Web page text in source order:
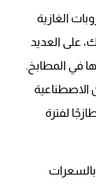
الغازية
على العديد
في المطابخ.
الاصطناعية
لفترة
بالسعرات